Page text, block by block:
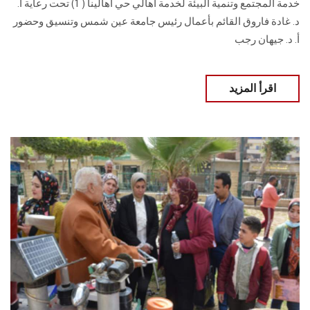
خدمة المجتمع وتنمية البيئة لخدمة أهالي حي أهالينا ( 1) تحت رعاية أ.
د. غادة فاروق القائم بأعمال رئيس جامعة عين شمس وتنسيق وحضور
أ. د. جيهان رجب
اقرأ المزيد